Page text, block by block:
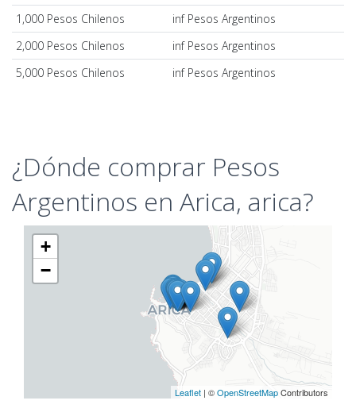
1,000 Pesos Chilenos
inf Pesos Argentinos
2,000 Pesos Chilenos
inf Pesos Argentinos
5,000 Pesos Chilenos
inf Pesos Argentinos
¿Dónde comprar Pesos
Argentinos en Arica, arica?
+
−
Leaflet | ©OpenStreetMapContributors